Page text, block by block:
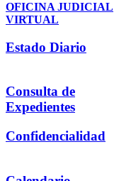
OFICINA JUDICIAL
VIRTUAL
Estado Diario
Consulta de
Expedientes
Confidencialidad